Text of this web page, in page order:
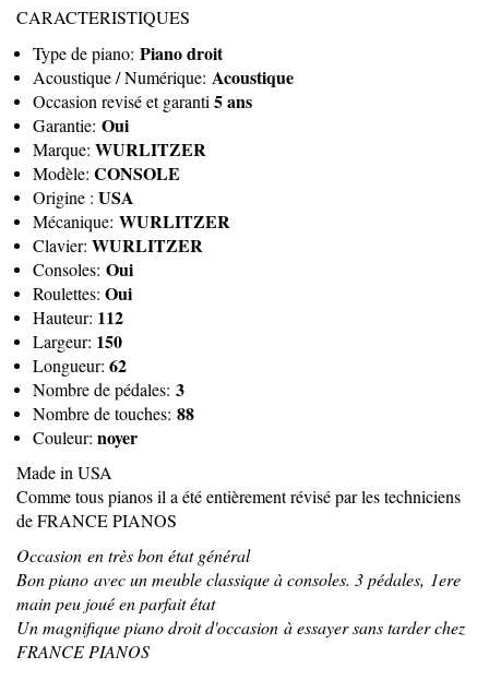
CARACTERISTIQUES
Type de piano: Piano droit
Acoustique / Numérique: Acoustique
Occasion revisé et garanti5 ans
Garantie: Oui
Marque: WURLITZER
Modèle: CONSOLE
Origine : USA
Mécanique: WURLITZER
Clavier: WURLITZER
Consoles: Oui
Roulettes: Oui
Hauteur: 112
Largeur: 150
Longueur: 62
Nombre de pédales: 3
Nombre de touches: 88
Couleur: noyer
Made in USA
Comme tous pianos il a été entièrement révisé par les techniciens
de FRANCE PIANOS
Occasion en très bon état général
Bon piano avec un meuble classique à consoles. 3 pédales, 1ere
main peu joué en parfait état
Un magnifique piano droit d'occasion à essayer sans tarder chez
FRANCE PIANOS